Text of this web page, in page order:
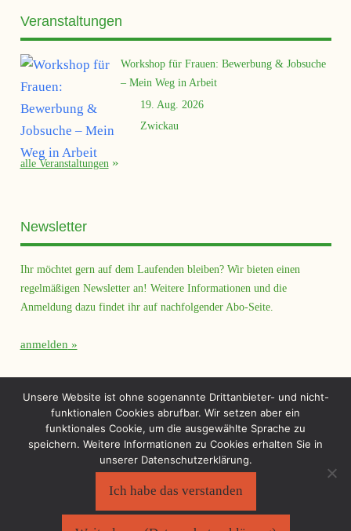
Veranstaltungen
Workshop für Frauen: Bewerbung & Jobsuche
– Mein Weg in Arbeit
19. Aug. 2026
Zwickau
alle Veranstaltungen
Newsletter
Ihr möchtet gern auf dem Laufenden bleiben? Wir bieten einen
regelmäßigen Newsletter an! Weitere Informationen und die
Anmeldung dazu findet ihr auf nachfolgender Abo-Seite.
anmelden
Sächsischer Flüchtlingsrat e.V.©2026
Unsere Website ist ohne sogenannte Drittanbieter- und nicht-
funktionalen Cookies abrufbar. Wir setzen aber ein
funktionales Cookie, um die ausgewählte Sprache zu
speichern. Weitere Informationen zu Cookies erhalten Sie in
unserer Datenschutzerklärung.
Ich habe das verstanden